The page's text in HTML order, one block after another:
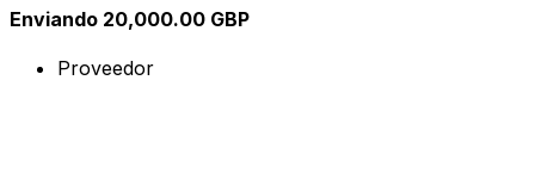
Enviando 20,000.00 GBP
Proveedor